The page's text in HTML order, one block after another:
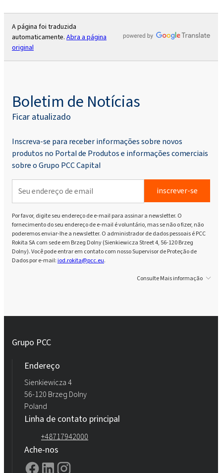
A página foi traduzida
automaticamente. Abra a página
original
Boletim de Notícias
Ficar atualizado
Inscreva-se para receber informações sobre novos
produtos no Portal de Produtos e informações comerciais
sobre o Grupo PCC Capital
inscrever-se
Por favor, digite seu endereço de e-mail para assinar a newsletter. O
fornecimento do seu endereço de e-mail é voluntário, mas se não o fizer, não
poderemos enviar-lhe a newsletter. O administrador de dados pessoais é PCC
Rokita SA com sede em Brzeg Dolny (Sienkiewicza Street 4, 56-120 Brzeg
Dolny). Você pode entrar em contato com nosso Supervisor de Proteção de
Dados por e-mail:iod.rokita@pcc.eu.
Consulte Mais informação
Grupo PCC
Endereço
Sienkiewicza 4
56-120 Brzeg Dolny
Poland
Linha de contato principal
+48717942000
Ache-nos